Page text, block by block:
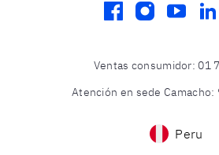
facebook
instagram
Ventas consumidor: 01
Atención en sede Camacho:
Peru